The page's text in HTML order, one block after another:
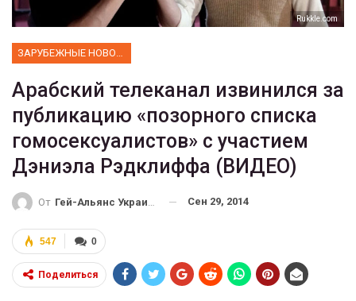
Rukkle.com
Арабский телеканал извинился за
публикацию «позорного списка
гомосексуалистов» с участием
Дэниэла Рэдклиффа (ВИДЕО)
От Гей-Альянс Украина Сен 29, 2014
0
547
Поделиться